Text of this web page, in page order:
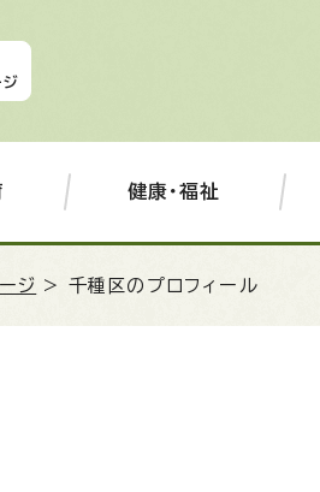
ジ
健康・福祉
ジ > 千種区のプロフィール